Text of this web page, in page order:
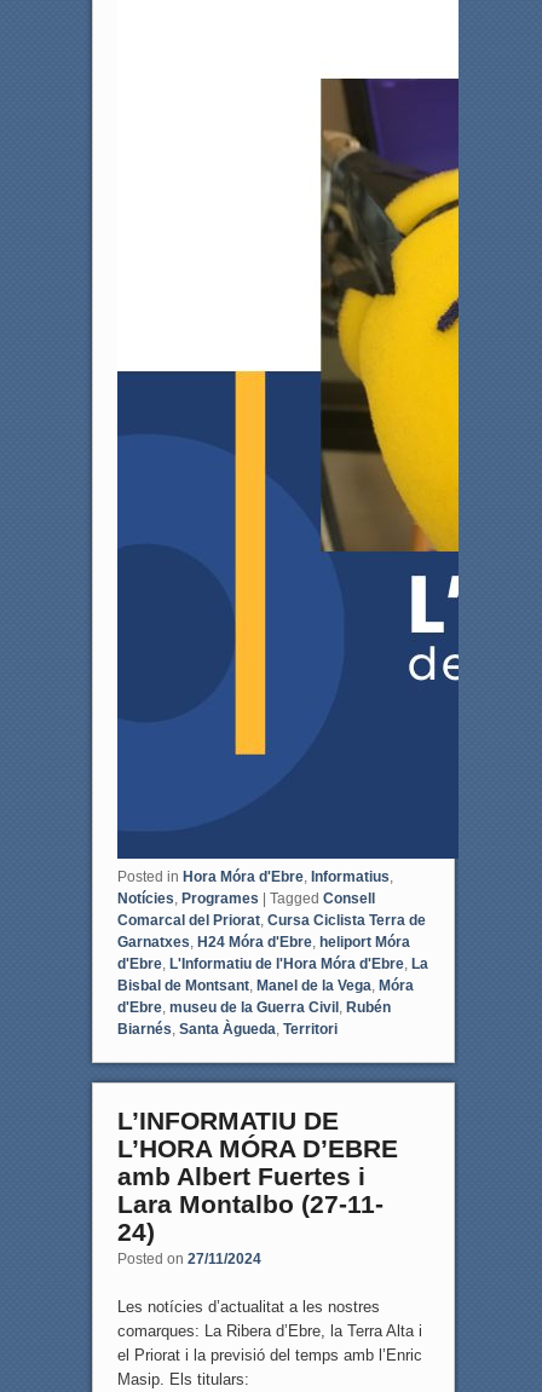
Posted in Hora Móra d'Ebre, Informatius,
Notícies, Programes Tagged Consell
Comarcal del Priorat, Cursa Ciclista Terra de
Garnatxes, H24 Móra d'Ebre, heliport Móra
d'Ebre, L'Informatiu de l'Hora Móra d'Ebre, La
Bisbal de Montsant, Manel de la Vega, Móra
d'Ebre, museu de la Guerra Civil , Rubén
Biarnés, Santa Àgueda, Territori
L’INFORMATIU DE
L’HORA MÓRA D’EBRE
amb Albert Fuertes i
Lara Montalbo (27-11-
24)
Posted on 27/11/2024
Les notícies d’actualitat a les nostres
comarques: La Ribera d’Ebre, la Terra Alta i
el Priorat i la previsió del temps amb l’Enric
Masip. Els titulars: